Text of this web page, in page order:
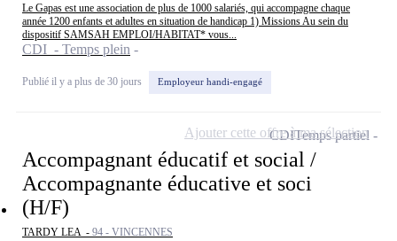
Le Gapas est une association de plus de 1000 salariés, qui accompagne chaque
année 1200 enfants et adultes en situation de handicap 1) Missions Au sein du
dispositif SAMSAH EMPLOI/HABITAT* vous...
CDI - Temps plein
Publié il y a plus de 30 jours Employeur handi-engagé
Accompagnant éducatif et social /
Accompagnante éducative et soci
(H/F)
TARDY LEA - 94 - VINCENNES
CDITemps partiel
Ajouter cette offre à ma sélection